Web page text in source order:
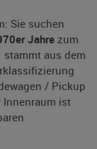
Sie suchen
Jahrezum
stammt aus dem
/ Pickup
Innenraum ist